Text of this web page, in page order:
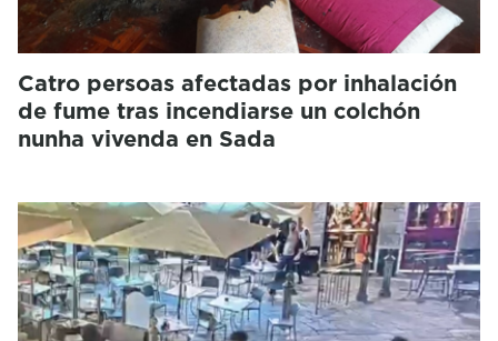
Catro persoas afectadas por inhalación
de fume tras incendiarse un colchón
nunha vivenda en Sada